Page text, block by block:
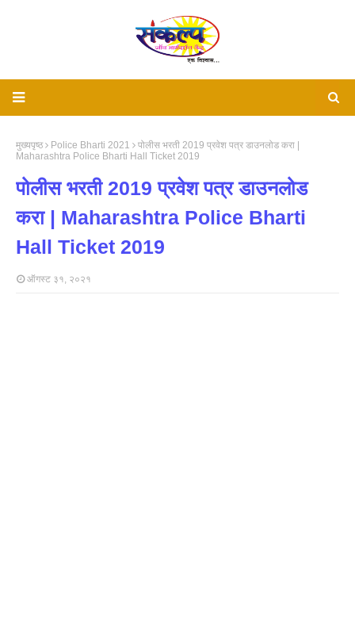
मुख्यपृष्ठ Police Bharti 2021
पोलीस भरती 2019 प्रवेश पत्र डाउनलोड करा |
Maharashtra Police Bharti Hall Ticket 2019
पोलीस भरती 2019 प्रवेश पत्र डाउनलोड
करा | Maharashtra Police Bharti
Hall Ticket 2019
ऑगस्ट ३१, २०२१